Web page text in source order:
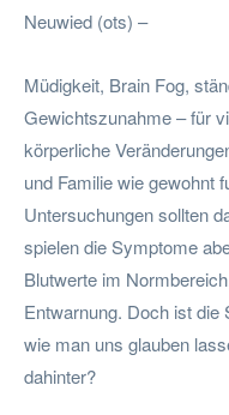
Neuwied (ots) –
Müdigkeit, Brain Fog,
Gewichtszunahme – für
körperliche
und Familie wie gewohnt
Untersuchungen sollten
spielen die Symptome
Blutwerte im
Entwarnung. Doch ist die
wie man uns glauben
dahinter?